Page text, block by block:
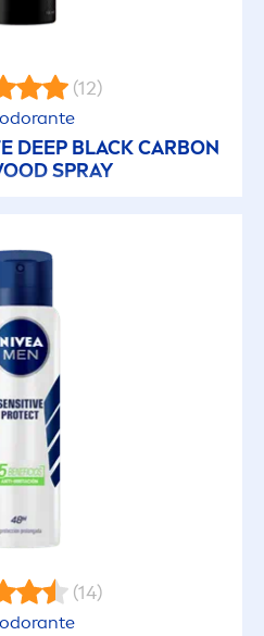
(12)
DEEP BLACKCARBON
SPRAY
(14)